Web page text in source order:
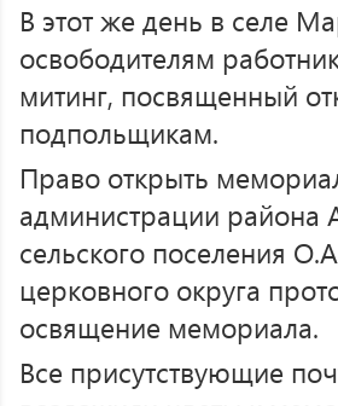
В этот же день в селе
освободителям
митинг, посвященный
подпольщикам.
Право открыть
администрации района
сельского поселения
церковного округа
освящение мемориала.
Все присутствующие